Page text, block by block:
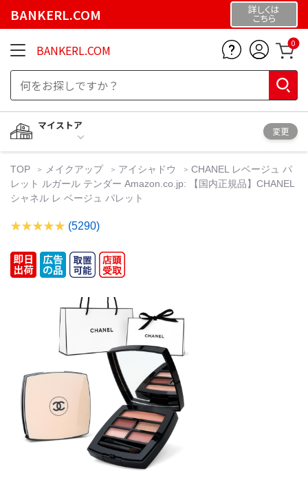
BANKERL.COM 詳しくは
こちら
BANKERL.COM 0
マイストア
変更
TOP メイクアップ アイシャドウ
CHANEL レベージュ パ
レット ルガール テンダー Amazon.co.jp: 【国内正規品】CHANEL
シャネル レ ベージュ パレット
(5290)